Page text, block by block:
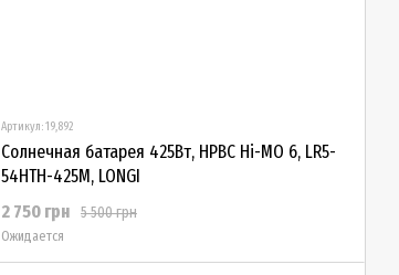
Артикул: 19,892
Солнечная батарея 425Вт, HPBC Hi-MO 6, LR5-
54HTH-425M, LONGI
5 500 грн
2 750 грн
Ожидается